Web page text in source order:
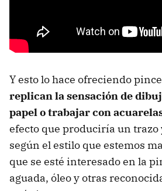
Y esto lo hace ofreciendo
replican la sensación de
papel o trabajar con
efecto que produciría un
según el estilo que estemos
que se esté interesado en la
aguada, óleo y otras